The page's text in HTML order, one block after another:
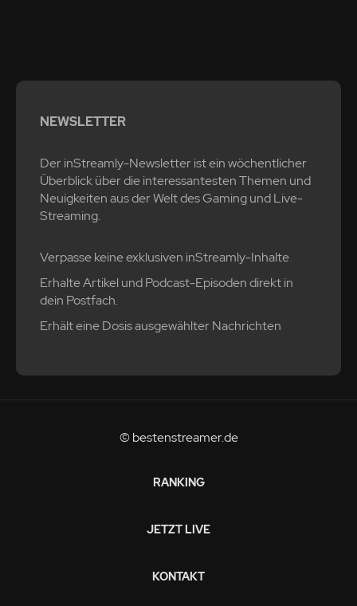
NEWSLETTER
Der inStreamly-Newsletter ist ein wöchentlicher
Überblick über die interessantesten Themen und
Neuigkeiten aus der Welt des Gaming und Live-
Streaming.
Verpasse keine exklusiven inStreamly-Inhalte
Erhalte Artikel und Podcast-Episoden direkt in
dein Postfach.
Erhält eine Dosis ausgewählter Nachrichten
© bestenstreamer.de
RANKING
JETZT LIVE
KONTAKT